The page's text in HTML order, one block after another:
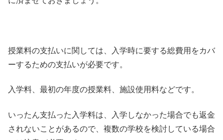
授業料の支払いに関しては、入学時に要する総費用をカバ
ーするための支払いが必要です。
入学料、最初の年度の授業料、施設使用料などです。
いったん支払った入学料は、入学しなかった場合でも返金
されないことがあるので、複数の学校を検討している場合